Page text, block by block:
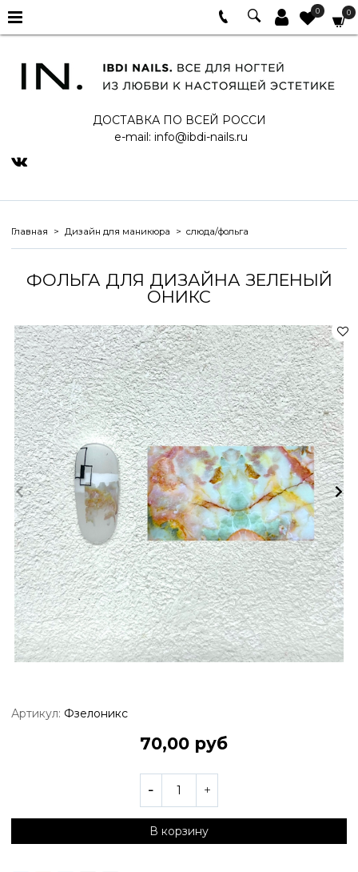
0 0
ДОСТАВКА ПО ВСЕЙ РОССИ
e-mail: info@ibdi-nails.ru
Главная Дизайн для маникюра слюда/фольга
ФОЛЬГА ДЛЯ ДИЗАЙНА ЗЕЛЕНЫЙ
ОНИКС
Артикул: Фзелоникс
70,00 руб
В корзину